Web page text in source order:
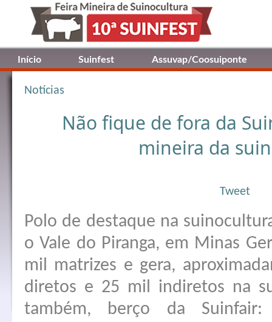
Início Suinfest Assuvap/Coosuiponte
Notícias
Não fique de fora da
mineira da
Tweet
Polo de destaque na
o Vale do Piranga, em Minas
mil matrizes e gera,
diretos e 25 mil indiretos na
também, berço da